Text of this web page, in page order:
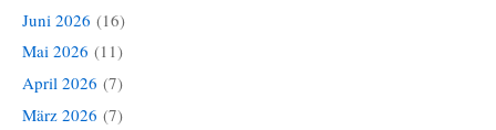
Juni 2026 (16)
Mai 2026 (11)
April 2026 (7)
März 2026 (7)